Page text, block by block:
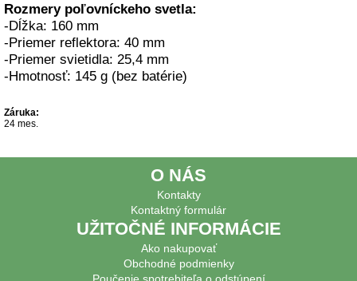
Rozmery poľovníckeho svetla:
-Dĺžka: 160 mm
-Priemer reflektora: 40 mm
-Priemer svietidla: 25,4 mm
-Hmotnosť: 145 g (bez batérie)
Záruka:
24 mes.
O NÁS
Kontakty
Kontaktný formulár
UŽITOČNÉ INFORMÁCIE
Ako nakupovať
Obchodné podmienky